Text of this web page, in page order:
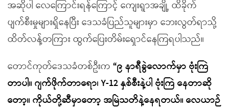
အဆိုပါ လေကြောင်းရန်ကြောင့် ကျေးရွာအချို့ ထိခိုက်
ပျက်စီးမှုများရှိနေပြီး ဒေသခံပြည်သူများမှာ ဘေးလွတ်ရာသို့
ထိတ်လန့်တကြား ထွက်ပြေးတိမ်းရှောင်နေကြရပါသည်။
တောင်ကုတ်ဒေသခံတစ်ဦးက “၉ နာရီခွဲလောက်မှာ ဗုံးကြဲ
တာပါ။ ဂျက်ဖိုက်တာရော၊Y-12နှစ်စီးနဲ့ပါ ဗုံးကြဲ နေတာဆို
တော့။ ကိုယ်တို့ဆီမှာတော့ အမြဲသတိနဲ့နေရတယ်။ လေယာဉ်